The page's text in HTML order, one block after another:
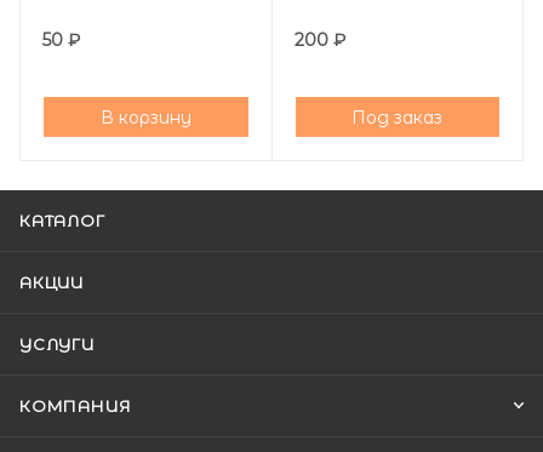
50 ₽
В корзину
200₽
Под заказ
КАТАЛОГ
АКЦИИ
УСЛУГИ
КОМПАНИЯ